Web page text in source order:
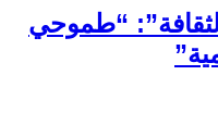
الثقافة”: “طموحي